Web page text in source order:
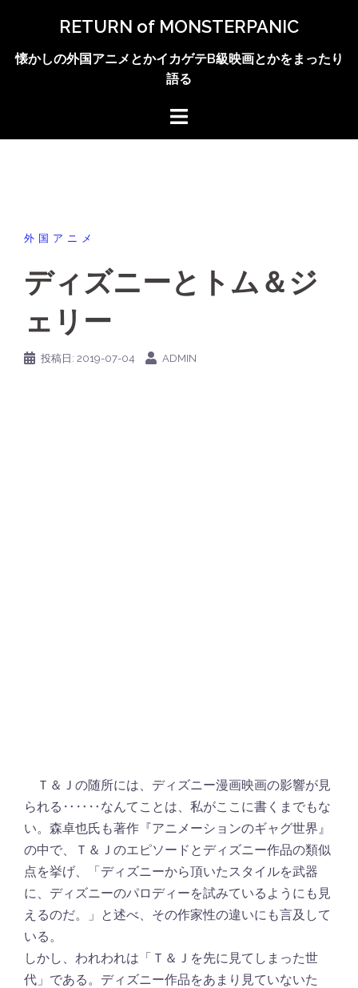
ス
RETURN of MONSTERPANIC
懐かしの外国アニメとかイカゲテB級映画とかをまったり
語る
外国アニメ
ディズニーとトム＆ジ
ェリー
投稿日: 2019-07-04 ADMIN
Ｔ＆Ｊの随所には、ディズニー漫画映画の影響が見
られる‥‥‥なんてことは、私がここに書くまでもな
い。森卓也氏も著作『アニメーションのギャグ世界』
の中で、Ｔ＆Ｊのエピソードとディズニー作品の類似
点を挙げ、「ディズニーから頂いたスタイルを武器
に、ディズニーのパロディーを試みているようにも見
えるのだ。」と述べ、その作家性の違いにも言及して
いる。
しかし、われわれは「Ｔ＆Ｊを先に見てしまった世
代」である。ディズニー作品をあまり見ていないた